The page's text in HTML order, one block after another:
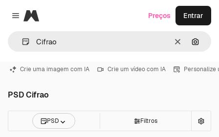
Close menu
Magnific
Limpar
Preços Entrar
Crie uma imagem com IA Crie um vídeo com IA Personalize
PSD Cifrao
PSD Filtros